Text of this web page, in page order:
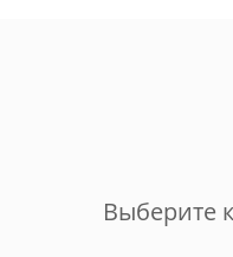
Выберите